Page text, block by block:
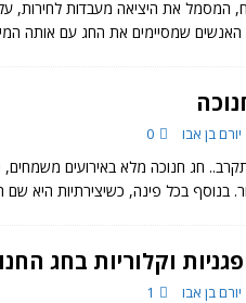
המסמל את היציאה מעבדות לחירות,
האנשים שמסיימים את החג עם אותה
יורם בן אבו 0
חג חנוכה מלא באירועים
בנוסף בכל פינה, כשיצירתיות היא
וקלוריות בחג
יורם בן אבו 1